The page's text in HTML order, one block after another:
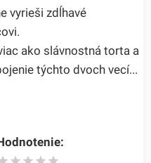
vyrieši zdĺhavé
ako slávnostná torta a
týchto dvoch vecí...